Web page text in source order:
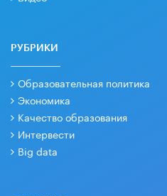
РУБРИКИ
Образовательная политика
Экономика
Качество образования
Интервести
Big data